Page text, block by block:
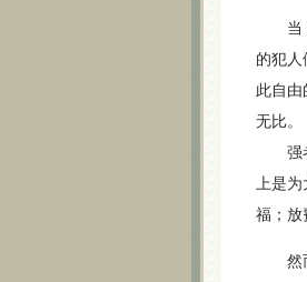
当
的犯
此自
无比。
强者
上是
福；放
然而